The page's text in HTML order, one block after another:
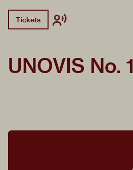
Tickets
UNOVIS No. 1